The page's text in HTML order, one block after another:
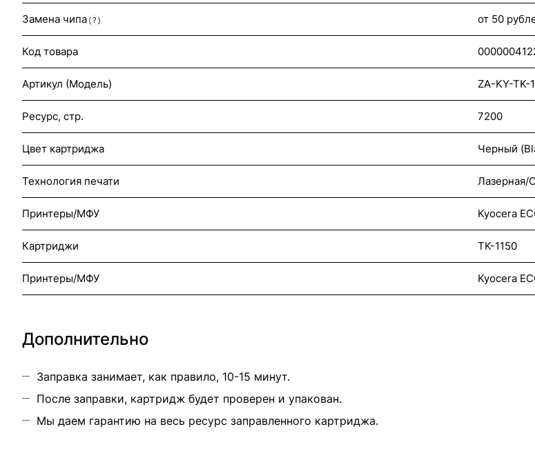
Замена чипа ? от 50
Код товара
Артикул (Модель) ZA-KY-TK-
Ресурс, стр. 7200
Цвет картриджа Черный
Технология печати Лазерная/
Принтеры/МФУ Kyocera
Картриджи TK-1150
Принтеры/МФУ Kyocera
Дополнительно
Заправка занимает, как правило, 10-15 минут.
После заправки, картридж будет проверен и упакован.
Мы даем гарантию на весь ресурс заправленного картриджа.